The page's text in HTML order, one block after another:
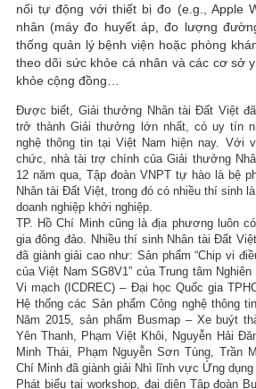
nối tự động với thiết bị đo (e.g., Apple
nhân (máy đo huyết áp, đo lượng
thống quản lý bệnh viện hoặc phòng
theo dõi sức khỏe cá nhân và các cơ sở
khỏe cộng đồng…
Được biết, Giải thưởng Nhân tài Đất Việt
trở thành Giải thưởng lớn nhất, có uy tín
nghệ thông tin tại Việt Nam hiện nay. Với
chức, nhà tài trợ chính của Giải thưởng
12 năm qua, Tập đoàn VNPT tự hào là bệ
Nhân tài Đất Việt, trong đó có nhiều thí sinh
doanh nghiệp khởi nghiệp.
TP. Hồ Chí Minh cũng là địa phương luôn
gia đông đảo. Nhiều thí sinh Nhân tài Đất
đã giành giải cao như: Sản phẩm “Chip vi
của Việt Nam SG8V1” của Trung tâm
Vi mạch (ICDREC) – Đại học Quốc gia
Hệ thống các Sản phẩm Công nghệ thông
Năm 2015, sản phẩm Busmap – Xe buýt
Yên Thanh, Phạm Việt Khôi, Nguyễn Hải
Minh Thái, Phạm Nguyễn Sơn Tùng, Trần
Chí Minh đã giành giải Nhì lĩnh vực Ứng
Phát biểu tại workshop, đại diện Tập đoàn